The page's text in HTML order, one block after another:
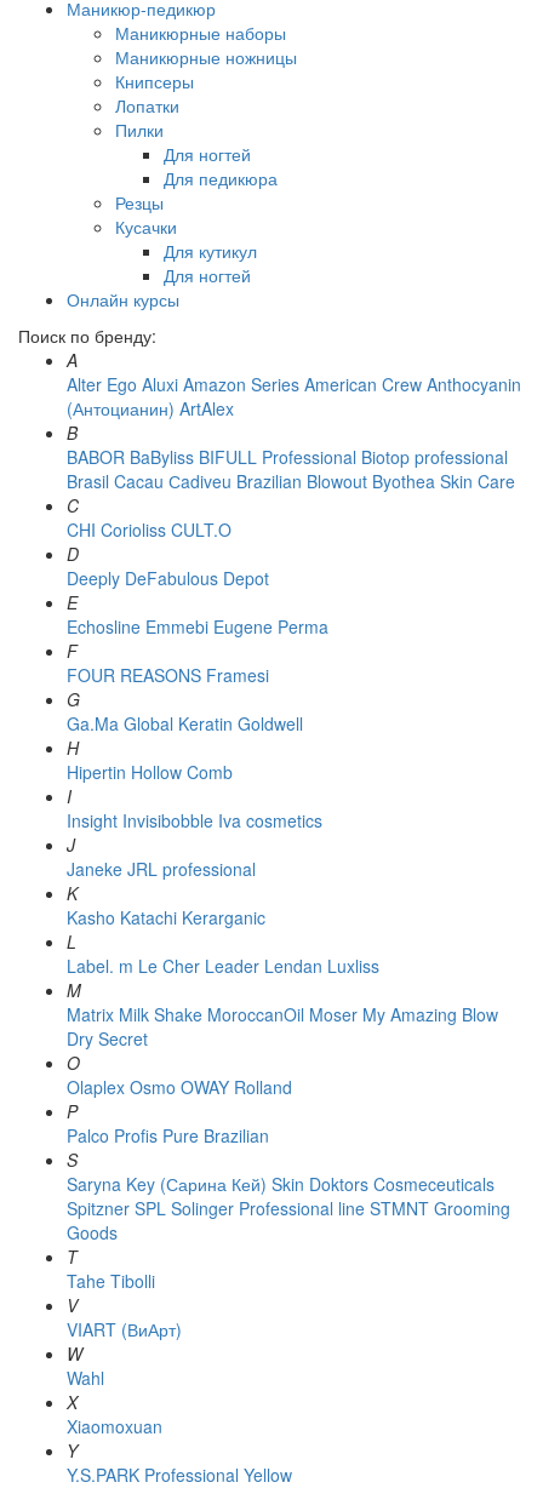
Маникюр-педикюр
Маникюрные наборы
Маникюрные ножницы
Книпсеры
Лопатки
Пилки
Для ногтей
Для педикюра
Резцы
Кусачки
Для кутикул
Для ногтей
Онлайн курсы
Поиск по бренду:
A
Alter Ego Aluxi Amazon Series American Crew Anthocyanin
(Антоцианин) ArtAlex
B
BABOR BaByliss BIFULL Professional Biotop professional
Brasil Cacau Сadiveu Brazilian Blowout Byothea Skin Care
C
CHI Corioliss CULT.O
D
Deeply DeFabulous Depot
E
Echosline Emmebi Eugene Perma
F
FOUR REASONS Framesi
G
Ga.Ma Global Keratin Goldwell
H
Hipertin Hollow Comb
I
Insight Invisibobble Iva cosmetics
J
Janeke JRL professional
K
Kasho Katachi Kerarganic
L
Label. m Le Cher Leader Lendan Luxliss
M
Matrix Milk Shake MoroccanOil Moser My Amazing Blow
Dry Secret
O
Olaplex Osmo OWAY Rolland
P
Palco Profis Pure Brazilian
S
Saryna Key (Сарина Кей) Skin Doktors Cosmeceuticals
Spitzner SPL Solinger Professional line STMNT Grooming
Goods
T
Tahe Tibolli
V
VIART (ВиАрт)
W
Wahl
X
Xiaomoxuan
Y
Y.S.PARK Professional Yellow